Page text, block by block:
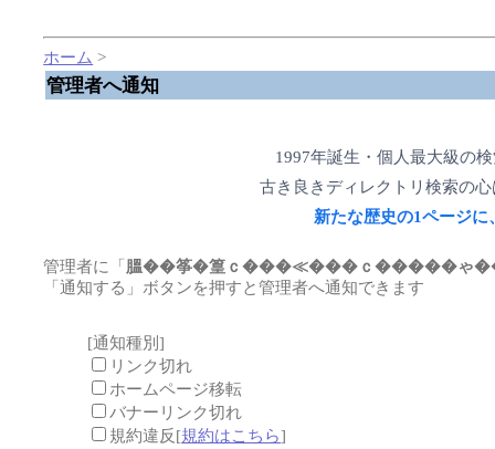
ホーム >
管理者へ通知
1997年誕生・個人最大級の
古き良きディレクトリ検索の
新たな歴史の1ページ
管理者に「 膃��筝�篁ｃ���≪���ｃ�����ゃ
「通知する」ボタンを押すと管理者へ通知できます
[通知種別]
リンク切れ
ホームページ移転
バナーリンク切れ
規約違反[規約はこちら]